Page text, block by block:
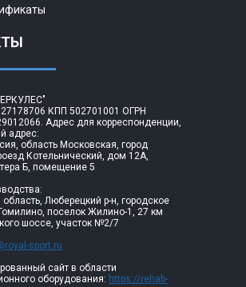
КПП 502701001 ОГРН
Адрес для корреспонденции,
адрес:
область Московская, город
Котельнический, дом 12А,
Б, помещение 5
Люберецкий р-н, городское
поселок Жилино-1, 27 км
шоссе, участок №2/7
sport.ru
сайт в области
оборудования: https://rehab-